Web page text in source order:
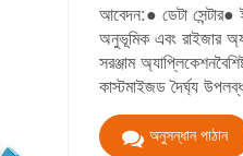
আবেদন:● ডেটা
অনুভূমিক এবং রাইজার
সরঞ্জাম
কাস্টমাইজড দৈর্ঘ্য
অনুসন্ধান পাঠান